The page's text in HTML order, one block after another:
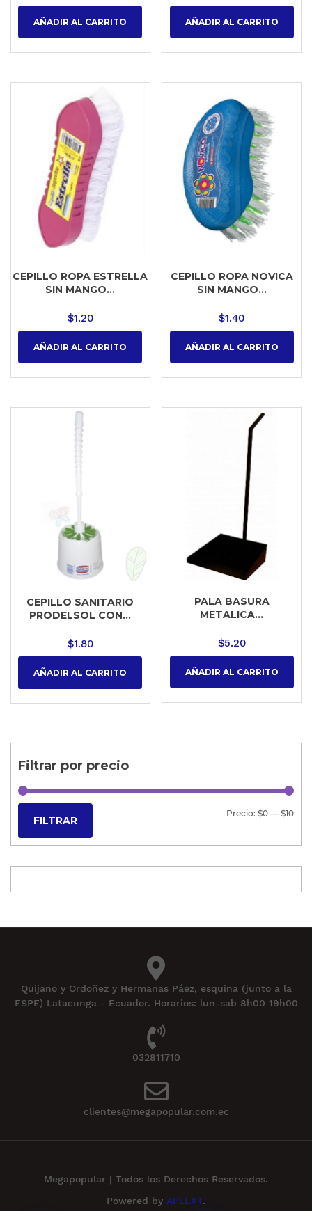
AÑADIR AL CARRITO AÑADIR AL CARRITO
CEPILLO ROPA ESTRELLA
SIN MANGO...
$1.20
AÑADIR AL CARRITO
CEPILLO ROPA NOVICA
SIN MANGO...
$1.40
AÑADIR AL CARRITO
CEPILLO SANITARIO
PRODELSOL CON...
$1.80
AÑADIR AL CARRITO
PALA BASURA
METALICA...
$5.20
AÑADIR AL CARRITO
Filtrar por precio
FILTRAR
Precio: $0 — $10
Quijano y Ordoñez y Hermanas Páez, esquina (junto a la
ESPE) Latacunga - Ecuador. Horarios: lun-sab 8h00 19h00
032811710
clientes@megapopular.com.ec
Megapopular | Todos los Derechos Reservados.
Powered by APLEXT.